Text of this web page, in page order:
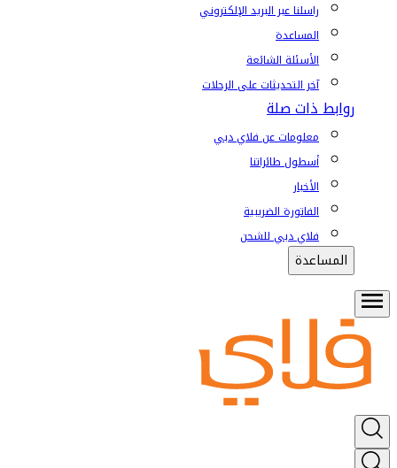
راسلنا عبر البريد الإلكتروني
المساعدة
الأسئلة الشائعة
آخر التحديثات على الرحلات
روابط ذات صلة
معلومات عن فلاي دبي
أسطول طائراتنا
الأخبار
الفاتورة الضريبية
فلاي دبي للشحن
المساعدة